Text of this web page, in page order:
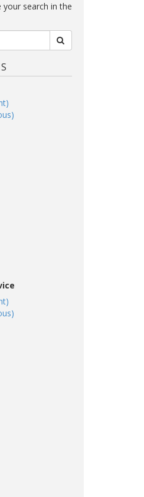
your search in the